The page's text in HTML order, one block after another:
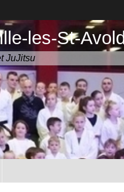
les-St-Avold
JuJitsu